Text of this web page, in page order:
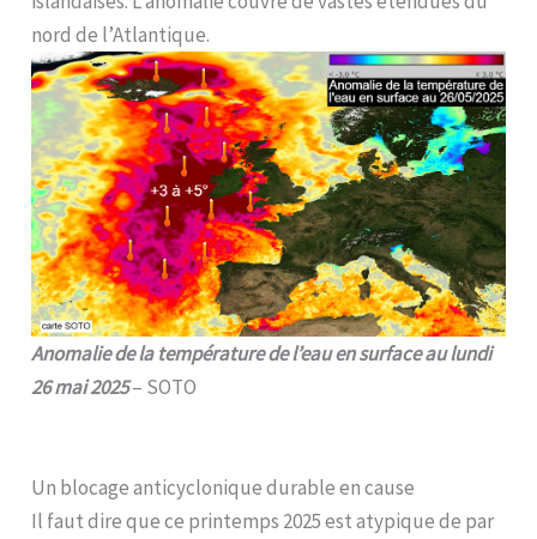
nord de l’Atlantique.
Anomalie de la température de l’eau en surface au lundi
26 mai 2025– SOTO
Un blocage anticyclonique durable en cause
Il faut dire que ce printemps 2025 est atypique de par